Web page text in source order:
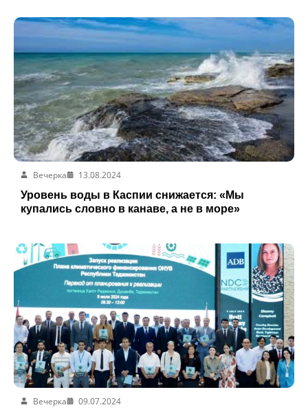
Вечерка
13.08.2024
Уровень воды в Каспии снижается: «Мы
купались словно в канаве, а не в море»
Вечерка
09.07.2024